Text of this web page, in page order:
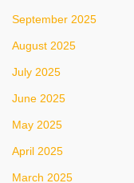
September 2025
August 2025
July 2025
June 2025
May 2025
April 2025
March 2025